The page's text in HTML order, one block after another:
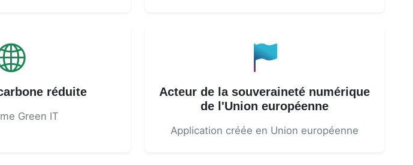
réduite
Green IT
Acteur de la souveraineté numérique
de l'Union européenne
Application créée en Union européenne